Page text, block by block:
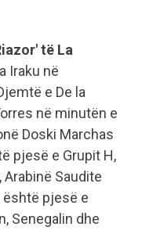
të La
Iraku në
e De la
në minutën e
Doski Marchas
pjesë e Grupit H,
Saudite
është pjesë e
Senegalin dhe